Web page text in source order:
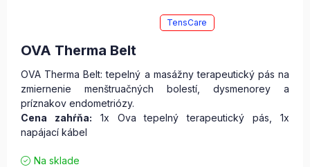
TensCare
OVA Therma Belt
OVA Therma Belt: tepelný a masážny terapeutický pás na
zmiernenie menštruačných bolestí, dysmenorey a
príznakov endometriózy.
Cena zahŕňa: 1x Ova tepelný terapeutický pás, 1x
napájací kábel
Na sklade